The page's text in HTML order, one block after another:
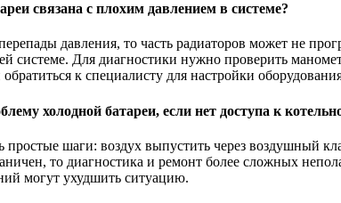
связана с плохим давлением в системе?
давления, то часть радиаторов может не
системе. Для диагностики нужно проверить
к специалисту для настройки
холодной батареи, если нет доступа к
шаги: воздух выпустить через воздушный
то диагностика и ремонт более сложных
могут ухудшить ситуацию.